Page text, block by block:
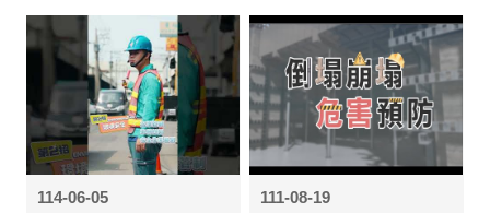
114-06-05
111-08-19